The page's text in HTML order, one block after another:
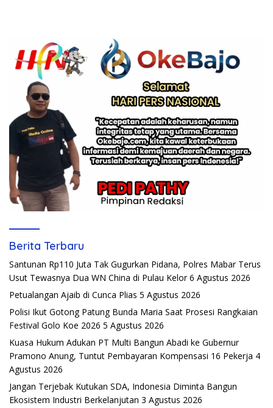
Berita Terbaru
Santunan Rp110 Juta Tak Gugurkan Pidana, Polres Mabar Terus
Usut Tewasnya Dua WN China di Pulau Kelor 6 Agustus 2026
Petualangan Ajaib di Cunca Plias 5 Agustus 2026
Polisi Ikut Gotong Patung Bunda Maria Saat Prosesi Rangkaian
Festival Golo Koe 2026 5 Agustus 2026
Kuasa Hukum Adukan PT Multi Bangun Abadi ke Gubernur
Pramono Anung, Tuntut Pembayaran Kompensasi 16 Pekerja 4
Agustus 2026
Jangan Terjebak Kutukan SDA, Indonesia Diminta Bangun
Ekosistem Industri Berkelanjutan 3 Agustus 2026